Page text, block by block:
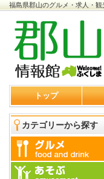
福島県郡山のグルメ・求人・
トップ
カテゴリーから探す